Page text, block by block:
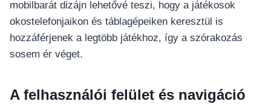
mobilbarát dizájn lehetővé teszi, hogy a játékosok
okostelefonjaikon és táblagépeiken keresztül is
hozzáférjenek a legtöbb játékhoz, így a szórakozás
sosem ér véget.
A felhasználói felület és navigáció